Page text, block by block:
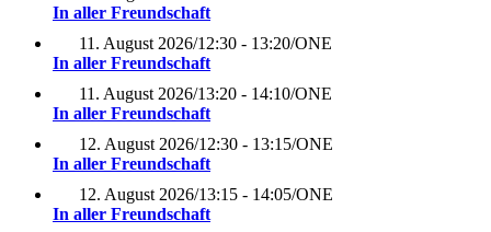
In aller Freundschaft
11. August 2026/12:30 - 13:20/ONE
In aller Freundschaft
11. August 2026/13:20 - 14:10/ONE
In aller Freundschaft
12. August 2026/12:30 - 13:15/ONE
In aller Freundschaft
12. August 2026/13:15 - 14:05/ONE
In aller Freundschaft